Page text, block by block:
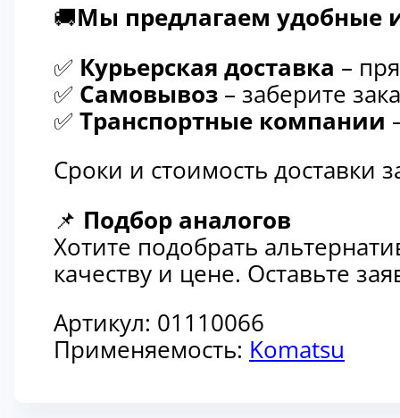
🚚Мы предлагаем удобные
✅ Курьерская доставка –
✅ Самовывоз – заберите
✅ Транспортные компании
Сроки и стоимость доставки
📌 Подбор аналогов
Хотите подобрать
качеству и цене. Оставьте
Артикул: 01110066
Применяемость: Komatsu